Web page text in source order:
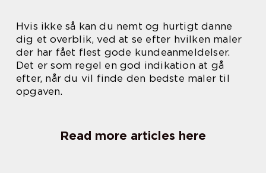
Hvis ikke så kan du nemt og hurtigt danne
dig et overblik, ved at se efter hvilken maler
der har fået flest gode kundeanmeldelser.
Det er som regel en god indikation at gå
efter, når du vil finde den bedste maler til
opgaven.
Read more articles here